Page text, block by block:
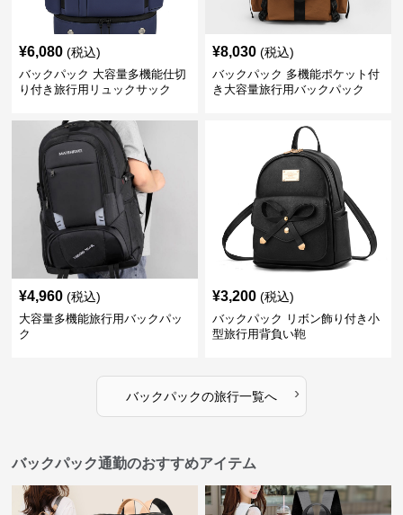
¥6,080 (税込)
バックパック 大容量多機能仕切
り付き旅行用リュックサック
¥8,030 (税込)
バックパック 多機能ポケット付
き大容量旅行用バックパック
¥4,960 (税込)
大容量多機能旅行用バックパッ
ク
¥3,200 (税込)
バックパック リボン飾り付き小
型旅行用背負い鞄
バックパックの旅行一覧へ ›
バックパック通勤のおすすめアイテム